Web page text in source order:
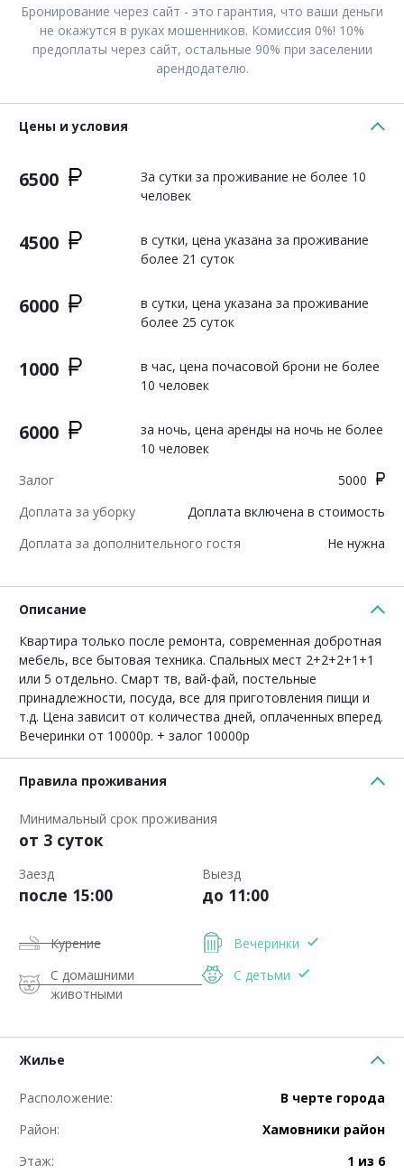
Бронирование через сайт - это гарантия, что ваши деньги
не окажутся в руках мошенников. Комиссия 0%! 10%
предоплаты через сайт, остальные 90% при заселении
арендодателю.
Цены и условия
6500
За сутки за проживание не более 10
человек
4500
в сутки, цена указана за проживание
более 21 суток
6000
в сутки, цена указана за проживание
более 25 суток
1000
в час, цена почасовой брони не более
10 человек
6000
за ночь, цена аренды на ночь не более
10 человек
Залог
5000
Доплата за уборку
Доплата включена в стоимость
Доплата за дополнительного гостя
Не нужна
Описание
Квартира только после ремонта, современная добротная
мебель, все бытовая техника. Спальных мест 2+2+2+1+1
или 5 отдельно. Смарт тв, вай-фай, постельные
принадлежности, посуда, все для приготовления пищи и
т.д. Цена зависит от количества дней, оплаченных вперед.
Вечеринки от 10000р. + залог 10000р
Правила проживания
Минимальный срок проживания
от 3 суток
Заезд
после 15:00
Выезд
до 11:00
Курение
Вечеринки
С домашними
животными
С детьми
Жилье
Расположение:
В черте города
Район:
Хамовники район
Этаж:
1 из 6